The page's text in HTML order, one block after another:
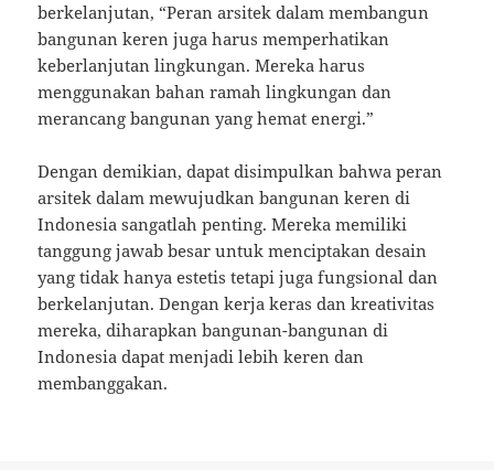
berkelanjutan, “Peran arsitek dalam membangun
bangunan keren juga harus memperhatikan
keberlanjutan lingkungan. Mereka harus
menggunakan bahan ramah lingkungan dan
merancang bangunan yang hemat energi.”
Dengan demikian, dapat disimpulkan bahwa peran
arsitek dalam mewujudkan bangunan keren di
Indonesia sangatlah penting. Mereka memiliki
tanggung jawab besar untuk menciptakan desain
yang tidak hanya estetis tetapi juga fungsional dan
berkelanjutan. Dengan kerja keras dan kreativitas
mereka, diharapkan bangunan-bangunan di
Indonesia dapat menjadi lebih keren dan
membanggakan.